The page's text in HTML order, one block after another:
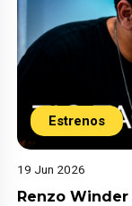
Estrenos
19 Jun 2026
Renzo